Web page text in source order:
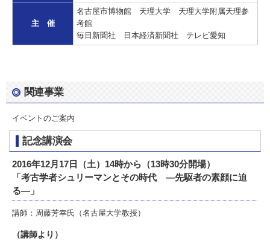
主 催
名古屋市博物館 天理大学 天理大学附属天理参
考館
毎日新聞社 日本経済新聞社 テレビ愛知
関連事業
イベントのご案内
記念講演会
2016年12月17日（土）14時から（13時30分開場）
「考古学者シュリーマンとその時代 ―先駆者の素顔に迫
る―」
講師：周藤芳幸氏（名古屋大学教授）
（講師より）